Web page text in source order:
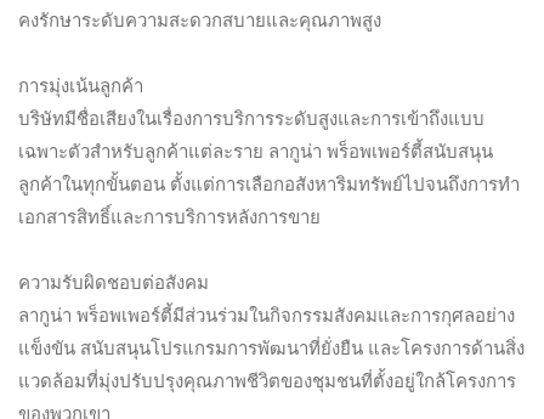
คงรักษาระดับความสะดวกสบายและคุณภาพสูง
การมุ่งเน้นลูกค้า
บริษัทมีชื่อเสียงในเรื่องการบริการระดับสูงและการเข้าถึงแบบ
เฉพาะตัวสำหรับลูกค้าแต่ละราย ลากูน่า พร็อพเพอร์ตี้สนับสนุน
ลูกค้าในทุกขั้นตอน ตั้งแต่การเลือกอสังหาริมทรัพย์ไปจนถึงการทำ
เอกสารสิทธิ์และการบริการหลังการขาย
ความรับผิดชอบต่อสังคม
ลากูน่า พร็อพเพอร์ตี้มีส่วนร่วมในกิจกรรมสังคมและการกุศลอย่าง
แข็งขัน สนับสนุนโปรแกรมการพัฒนาที่ยั่งยืน และโครงการด้านสิ่ง
แวดล้อมที่มุ่งปรับปรุงคุณภาพชีวิตของชุมชนที่ตั้งอยู่ใกล้โครงการ
ของพวกเขา